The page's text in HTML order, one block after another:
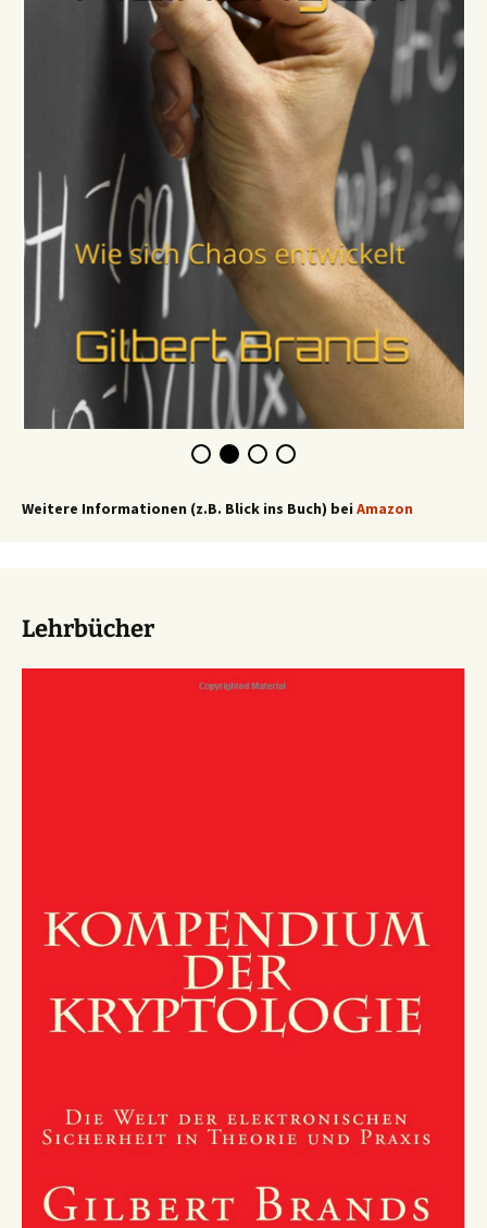
Weitere Informationen (z.B. Blick ins Buch) bei Amazon
Lehrbücher